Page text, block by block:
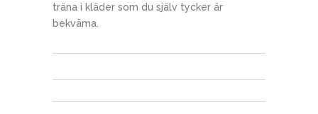
träna i kläder som du själv tycker är
bekväma.